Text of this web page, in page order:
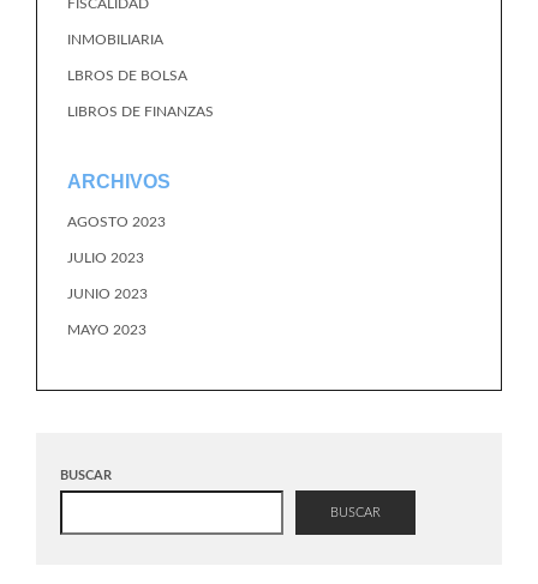
FISCALIDAD
INMOBILIARIA
LBROS DE BOLSA
LIBROS DE FINANZAS
ARCHIVOS
AGOSTO 2023
JULIO 2023
JUNIO 2023
MAYO 2023
BUSCAR
BUSCAR